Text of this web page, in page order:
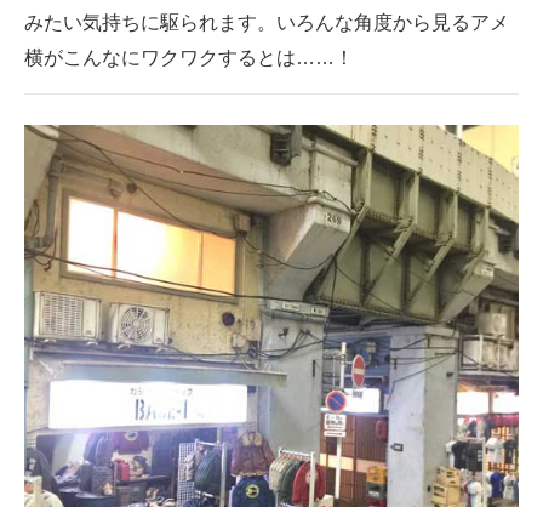
みたい気持ちに駆られます。いろんな角度から見るアメ
横がこんなにワクワクするとは……！